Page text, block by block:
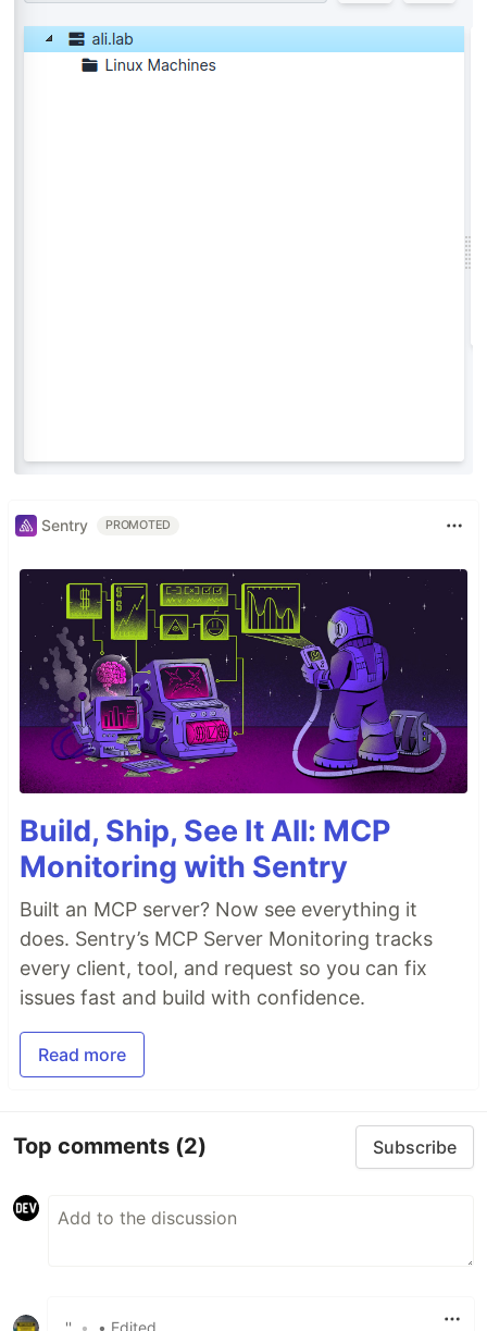
Sentry PROMOTED
Build, Ship, See It All: MCP
Monitoring with Sentry
Built an MCP server? Now see everything it
does. Sentry’s MCP Server Monitoring tracks
every client, tool, and request so you can fix
issues fast and build with confidence.
Read more
Top comments (2) Subscribe